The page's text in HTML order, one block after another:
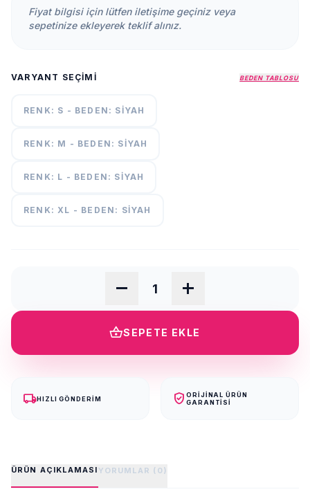
KURUMSAL
KAMPANYALAR
ŞARTLARI
+90
296 12
Fiyat bilgisi için lütfen iletişime geçiniz veya
sepetinize ekleyerek teklif alınız.
VARYANT SEÇIMI BEDEN TABLOSU
RENK: S - BEDEN: SIYAH
RENK: M - BEDEN: SIYAH
RENK: L - BEDEN: SIYAH
RENK: XL - BEDEN: SIYAH
remove add
shopping_basketSEPETE EKLE
local_shippingHIZLI GÖNDERIM verified_user ORIJINAL ÜRÜN
GARANTISI
ÜRÜN AÇIKLAMASIYORUMLAR (0)